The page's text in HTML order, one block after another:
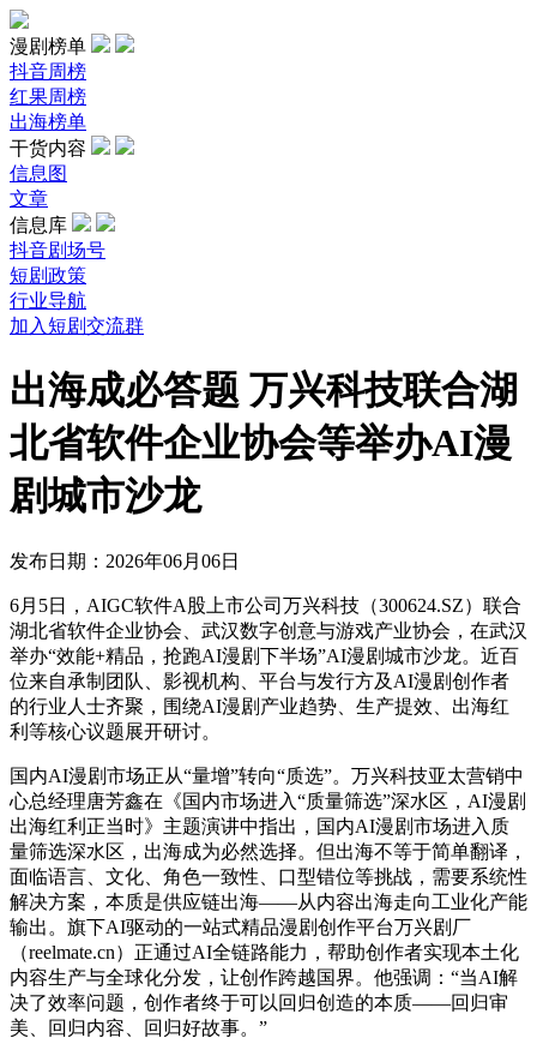
漫剧榜单
抖音周榜
红果周榜
出海榜单
干货内容
信息图
文章
信息库
抖音剧场号
短剧政策
行业导航
加入短剧交流群
出海成必答题 万兴科技联合湖
北省软件企业协会等举办AI漫
剧城市沙龙
发布日期：2026年06月06日
6月5日，AIGC软件A股上市公司万兴科技（300624.SZ）联合
湖北省软件企业协会、武汉数字创意与游戏产业协会，在武汉
举办“效能+精品，抢跑AI漫剧下半场”AI漫剧城市沙龙。近百
位来自承制团队、影视机构、平台与发行方及AI漫剧创作者
的行业人士齐聚，围绕AI漫剧产业趋势、生产提效、出海红
利等核心议题展开研讨。
国内AI漫剧市场正从“量增”转向“质选”。万兴科技亚太营销中
心总经理唐芳鑫在《国内市场进入“质量筛选”深水区，AI漫剧
出海红利正当时》主题演讲中指出，国内AI漫剧市场进入质
量筛选深水区，出海成为必然选择。但出海不等于简单翻译，
面临语言、文化、角色一致性、口型错位等挑战，需要系统性
解决方案，本质是供应链出海——从内容出海走向工业化产能
输出。旗下AI驱动的一站式精品漫剧创作平台万兴剧厂
（reelmate.cn）正通过AI全链路能力，帮助创作者实现本土化
内容生产与全球化分发，让创作跨越国界。他强调：“当AI解
决了效率问题，创作者终于可以回归创造的本质——回归审
美、回归内容、回归好故事。”